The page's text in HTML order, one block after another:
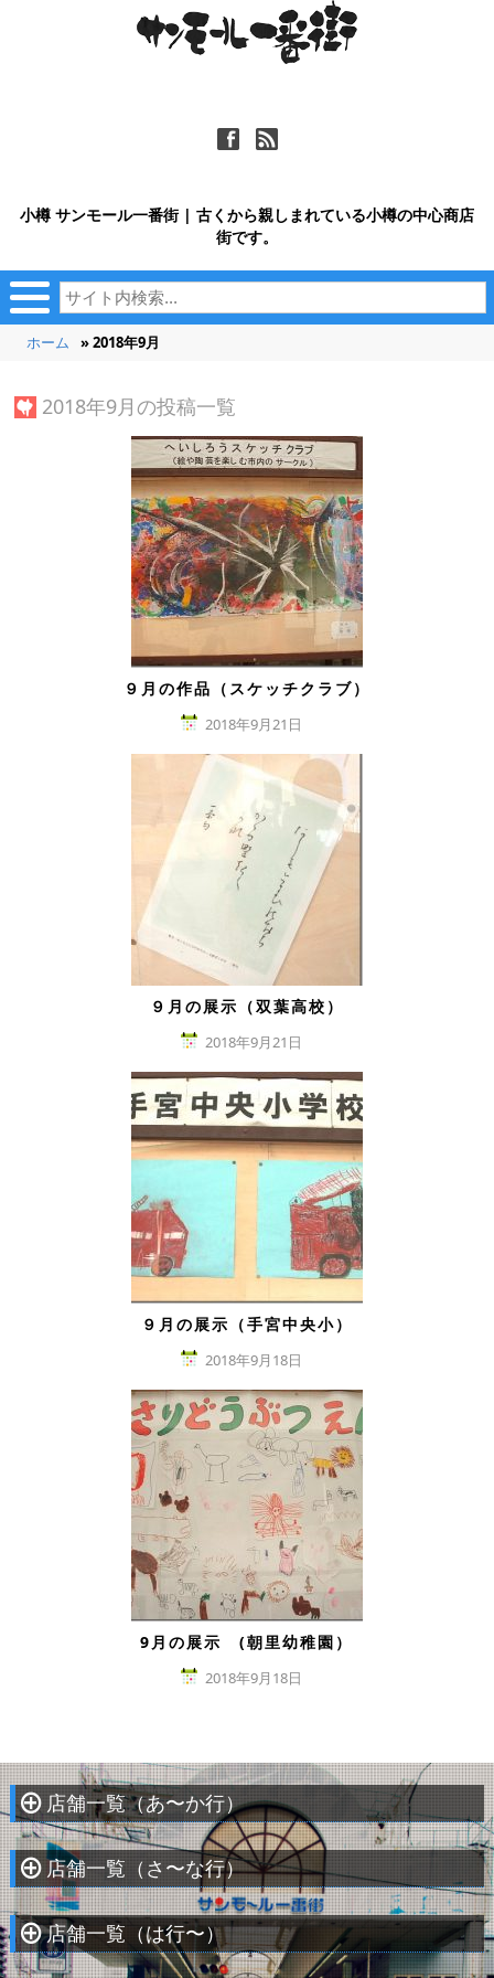
ä ñ
小樽 サンモール一番街 | 古くから親しまれている小樽の中心商店
街です。
ホーム » 2018年9月
2018年9月の投稿一覧
９月の作品（スケッチクラブ）
2018年9月21日
９月の展示（双葉高校）
2018年9月21日
９月の展示（手宮中央小）
2018年9月18日
9月の展示 (朝里幼稚園）
2018年9月18日
À 店舗一覧（あ〜か行）
À 店舗一覧（さ〜な行）
À 店舗一覧（は行〜）